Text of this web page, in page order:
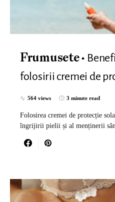
Frumusete
folosirii cremei de
564 views 3 minute read
Folosirea cremei de protecție
îngrijirii pielii și al menținerii